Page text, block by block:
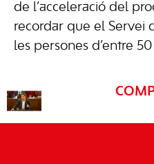
de l’acceleració del
recordar que el Servei
les persones d’entre